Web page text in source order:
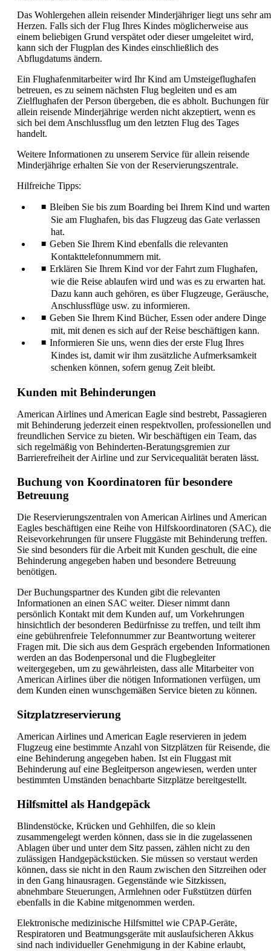
Das Wohlergehen allein reisender Minderjähriger liegt uns sehr am
Herzen. Falls sich der Flug Ihres Kindes möglicherweise aus
einem beliebigen Grund verspätet oder dieser umgeleitet wird,
kann sich der Flugplan des Kindes einschließlich des
Abflugdatums ändern.
Ein Flughafenmitarbeiter wird Ihr Kind am Umsteigeflughafen
betreuen, es zu seinem nächsten Flug begleiten und es am
Zielflughafen der Person übergeben, die es abholt. Buchungen für
allein reisende Minderjährige werden nicht akzeptiert, wenn es
sich bei dem Anschlussflug um den letzten Flug des Tages
handelt.
Weitere Informationen zu unserem Service für allein reisende
Minderjährige erhalten Sie von der Reservierungszentrale.
Hilfreiche Tipps:
Bleiben Sie bis zum Boarding bei Ihrem Kind und warten
Sie am Flughafen, bis das Flugzeug das Gate verlassen
hat.
Geben Sie Ihrem Kind ebenfalls die relevanten
Kontakttelefonnummern mit.
Erklären Sie Ihrem Kind vor der Fahrt zum Flughafen,
wie die Reise ablaufen wird und was es zu erwarten hat.
Dazu kann auch gehören, es über Flugzeuge, Geräusche,
Anschlussflüge usw. zu informieren.
Geben Sie Ihrem Kind Bücher, Essen oder andere Dinge
mit, mit denen es sich auf der Reise beschäftigen kann.
Informieren Sie uns, wenn dies der erste Flug Ihres
Kindes ist, damit wir ihm zusätzliche Aufmerksamkeit
schenken können, sofern genug Zeit bleibt.
Kunden mit Behinderungen
American Airlines und American Eagle sind bestrebt, Passagieren
mit Behinderung jederzeit einen respektvollen, professionellen und
freundlichen Service zu bieten. Wir beschäftigen ein Team, das
sich regelmäßig von Behinderten-Beratungsgremien zur
Barrierefreiheit der Airline und zur Servicequalität beraten lässt.
Buchung von Koordinatoren für besondere
Betreuung
Die Reservierungszentralen von American Airlines und American
Eagles beschäftigen eine Reihe von Hilfskoordinatoren (SAC), die
Reisevorkehrungen für unsere Fluggäste mit Behinderung treffen.
Sie sind besonders für die Arbeit mit Kunden geschult, die eine
Behinderung angegeben haben und besondere Betreuung
benötigen.
Der Buchungspartner des Kunden gibt die relevanten
Informationen an einen SAC weiter. Dieser nimmt dann
persönlich Kontakt mit dem Kunden auf, um Vorkehrungen
hinsichtlich der besonderen Bedürfnisse zu treffen, und teilt ihm
eine gebührenfreie Telefonnummer zur Beantwortung weiterer
Fragen mit. Die sich aus dem Gespräch ergebenden Informationen
werden an das Bodenpersonal und die Flugbegleiter
weitergegeben, um zu gewährleisten, dass alle Mitarbeiter von
American Airlines über die nötigen Informationen verfügen, um
dem Kunden einen wunschgemäßen Service bieten zu können.
Sitzplatzreservierung
American Airlines und American Eagle reservieren in jedem
Flugzeug eine bestimmte Anzahl von Sitzplätzen für Reisende, die
eine Behinderung angegeben haben. Ist ein Fluggast mit
Behinderung auf eine Begleitperson angewiesen, werden unter
bestimmten Umständen benachbarte Sitzplätze bereitgestellt.
Hilfsmittel als Handgepäck
Blindenstöcke, Krücken und Gehhilfen, die so klein
zusammengelegt werden können, dass sie in die zugelassenen
Ablagen über und unter dem Sitz passen, zählen nicht zu den
zulässigen Handgepäckstücken. Sie müssen so verstaut werden
können, dass sie nicht in den Raum zwischen den Sitzreihen oder
in den Gang hinausragen. Gegenstände wie Sitzkissen,
abnehmbare Steuerungen, Armlehnen oder Fußstützen dürfen
ebenfalls in die Kabine mitgenommen werden.
Elektronische medizinische Hilfsmittel wie CPAP-Geräte,
Respiratoren und Beatmungsgeräte mit auslaufsicheren Akkus
sind nach individueller Genehmigung in der Kabine erlaubt,